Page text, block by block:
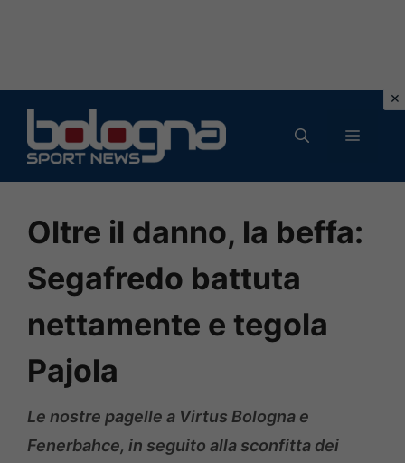
contenuto
MENU
Oltre il danno, la beffa:
Segafredo battuta
nettamente e tegola
Pajola
Le nostre pagelle a Virtus Bologna e
Fenerbahce, in seguito alla sconfitta dei